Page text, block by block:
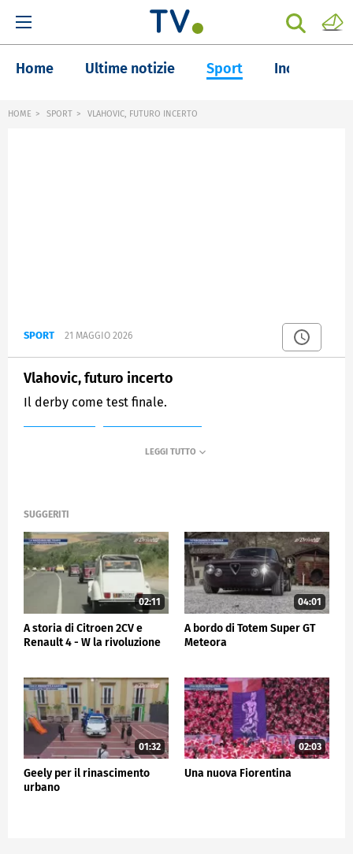
Home Ultime notizie Sport Inchieste
HOME SPORT VLAHOVIC, FUTURO INCERTO
SPORT 21 MAGGIO 2026
Vlahovic, futuro incerto
Il derby come test finale.
SUGGERITI
02:11
A storia di Citroen 2CV e
Renault 4 - W la rivoluzione
04:01
A bordo di Totem Super GT
Meteora
01:32
Geely per il rinascimento
urbano
02:03
Una nuova Fiorentina